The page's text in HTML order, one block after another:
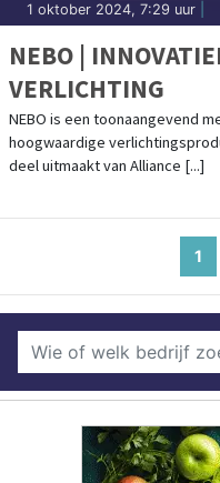
1 oktober 2024, 7:29 uur
NEBO |
VERLICHTING
NEBO is een toonaangevend
hoogwaardige
deel uitmaakt van Alliance [...]
1